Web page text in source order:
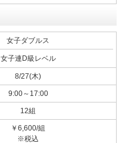
女子ダブルス
女子連D級レベル
8/27(木)
9:00～17:00
12組
￥6,600/組
※税込